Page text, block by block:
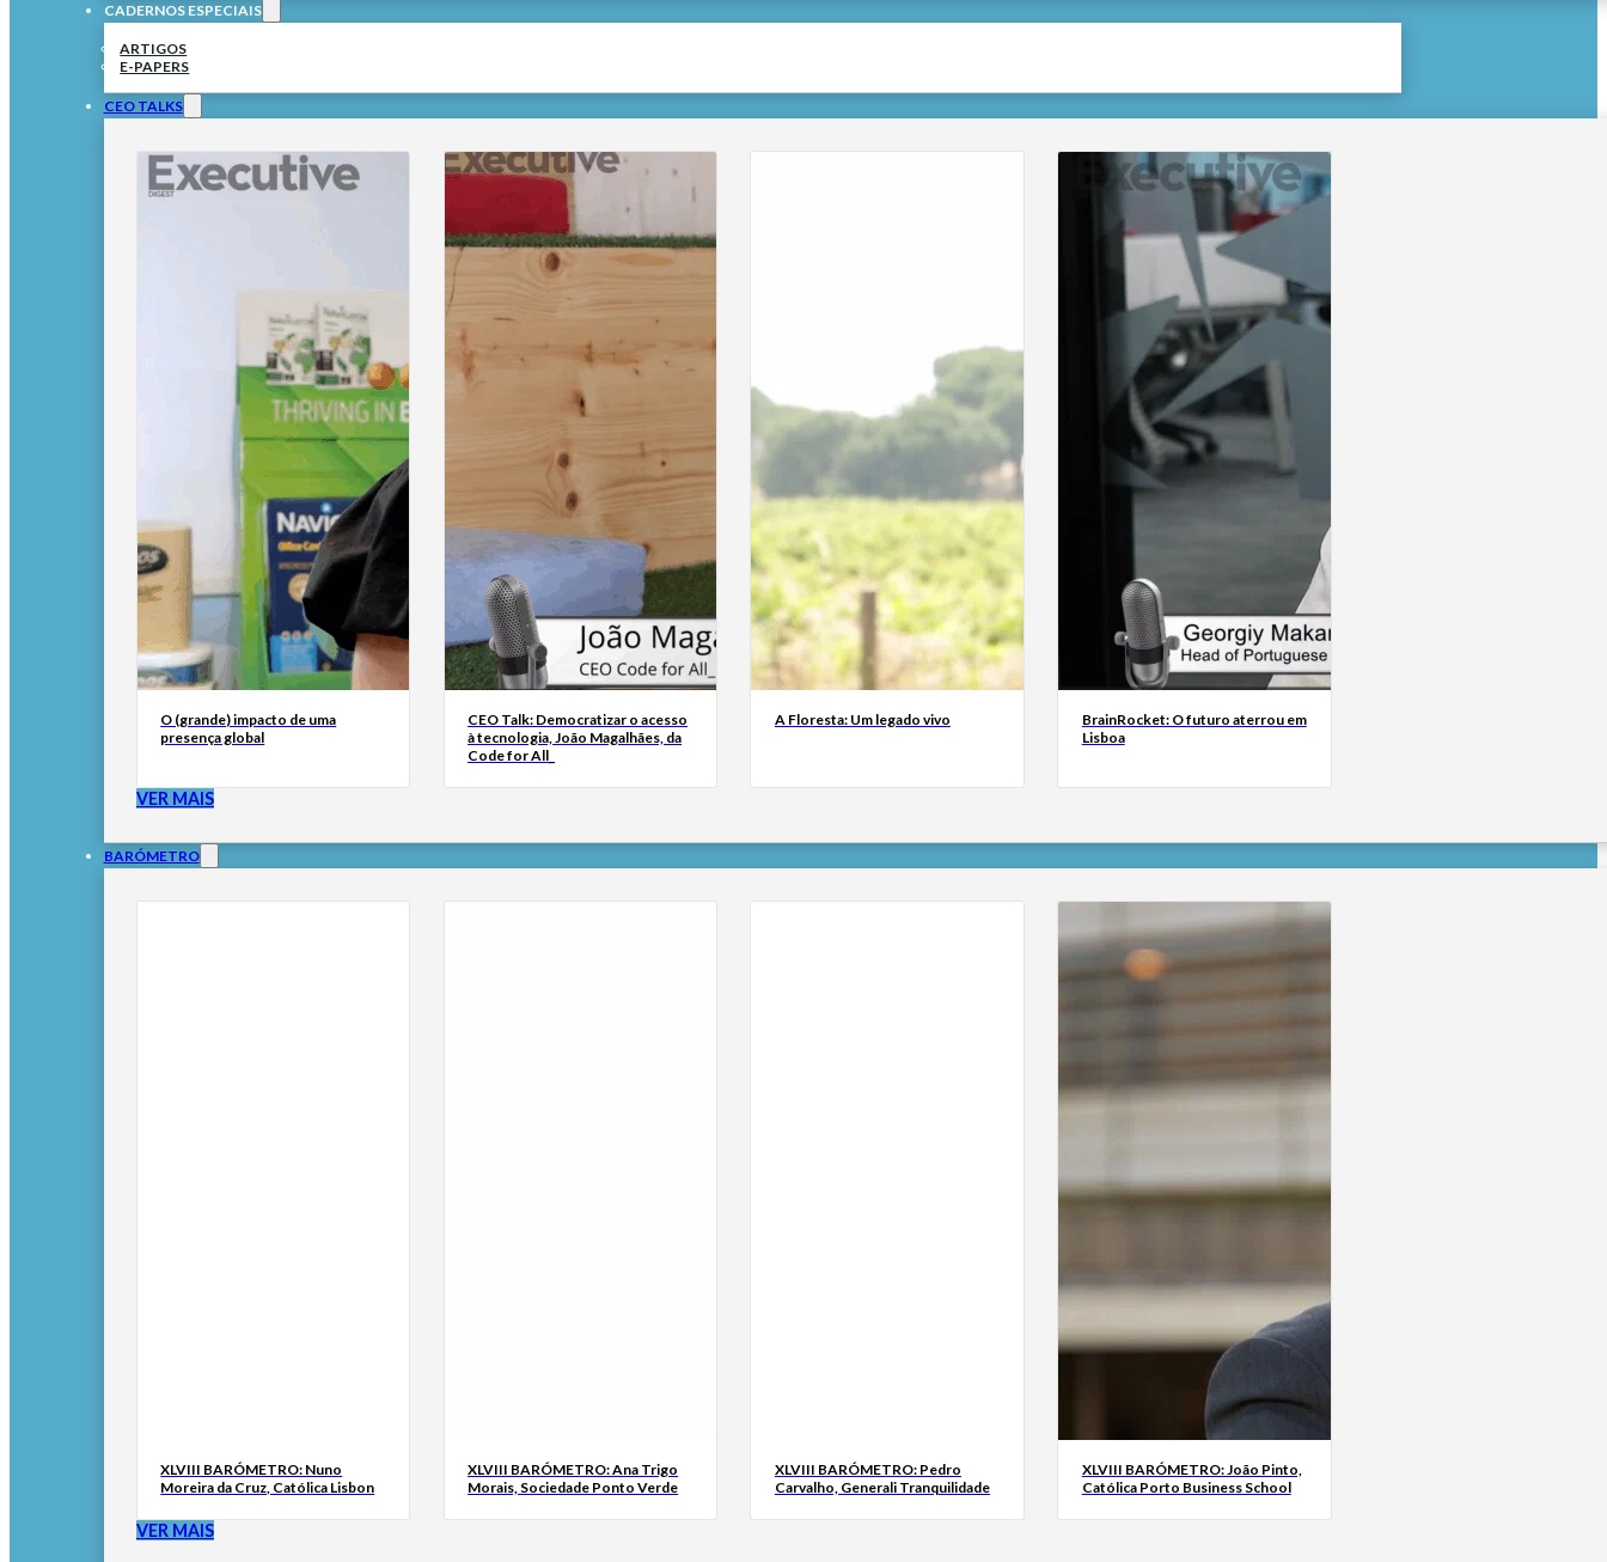
CADERNOS ESPECIAIS
ARTIGOS
E-PAPERS
CEO TALKS
O (grande) impacto de uma
presença global
CEO Talk: Democratizar o acesso
à tecnologia, João Magalhães, da
Code for All_
A Floresta: Um legado vivo
BrainRocket: O futuro aterrou em
Lisboa
VER MAIS
BARÓMETRO
XLVIII BARÓMETRO: Nuno
Moreira da Cruz, Católica Lisbon
XLVIII BARÓMETRO: Ana Trigo
Morais, Sociedade Ponto Verde
XLVIII BARÓMETRO: Pedro
Carvalho, Generali Tranquilidade
XLVIII BARÓMETRO: João Pinto,
Católica Porto Business School
VER MAIS